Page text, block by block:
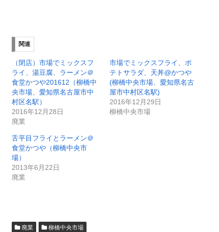
関連
（閉店）市場でミックスフ
ライ、湯豆腐、ラーメン＠
食堂かつや201612（柳橋中
央市場、愛知県名古屋市中
村区名駅）
2016年12月28日
廃業
市場でミックスフライ、ポ
テトサラダ、天丼@かつや
(柳橋中央市場、愛知県名古
屋市中村区名駅)
2016年12月29日
柳橋中央市場
舌平目フライとラーメン＠
食堂かつや（柳橋中央市
場）
2013年6月22日
廃業
廃業 柳橋中央市場